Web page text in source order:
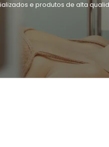
e produtos de alta